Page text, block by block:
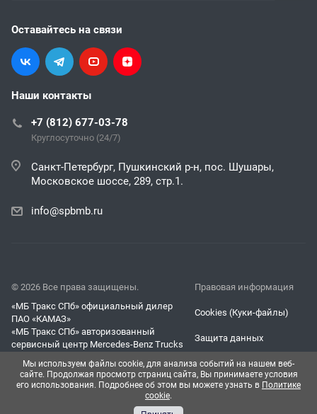
Оставайтесь на связи
Наши контакты
+7 (812) 677-03-78
Круглосуточно (24/7)
Санкт-Петербург, Пушкинский р-н, пос. Шушары,
Московское шоссе, 289, стр.1.
info@spbmb.ru
© 2026 Все права защищены.
Правовая информация
«МБ Тракс СПб» официальный дилер
ПАО «КАМАЗ»
Cookies (Куки-файлы)
«МБ Тракс СПб» авторизованный
сервисный центр Mercedes-Benz Trucks
Защита данных
Согласие на обработку
персональных данных
Мы используем файлы cookie, для анализа событий на нашем веб-
сайте. Продолжая просмотр страниц сайта, Вы принимаете условия
его использования. Подробнее об этом вы можете узнать в Политике
cookie.